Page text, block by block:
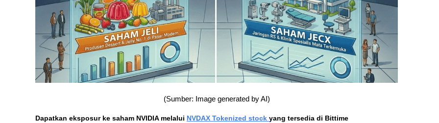
(Sumber: Image generated by AI)
Dapatkan eksposur ke saham NVIDIA melalui NVDAX Tokenized stock yang tersedia di Bittime